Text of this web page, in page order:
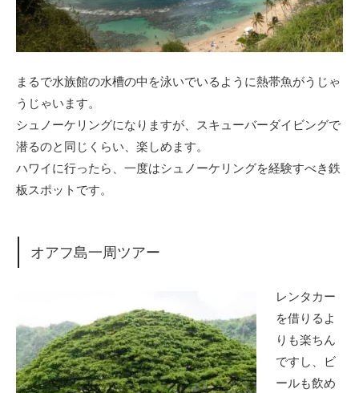
まるで水族館の水槽の中を泳いでいるように熱帯魚がうじゃ
うじゃいます。
シュノーケリングになりますが、スキューバーダイビングで
潜るのと同じくらい、楽しめます。
ハワイに行ったら、一度はシュノーケリングを経験すべき鉄
板スポットです。
オアフ島一周ツアー
レンタカー
を借りるよ
りも楽ちん
ですし、ビ
ールも飲め